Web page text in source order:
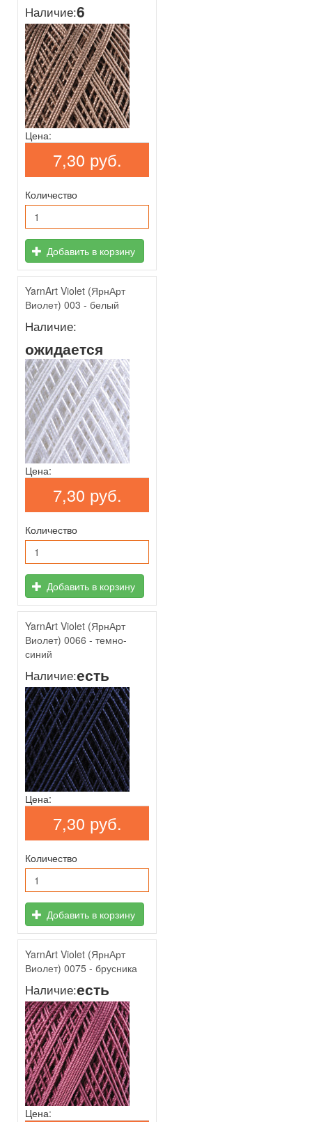
Наличие:6
Цена:
7,30 руб.
Количество
Добавить в корзину
YarnArt Violet (ЯрнАрт
Виолет) 003 - белый
Наличие:
ожидается
Цена:
7,30 руб.
Количество
Добавить в корзину
YarnArt Violet (ЯрнАрт
Виолет) 0066 - темно-
синий
Наличие:есть
Цена:
7,30 руб.
Количество
Добавить в корзину
YarnArt Violet (ЯрнАрт
Виолет) 0075 - брусника
Наличие:есть
Цена: